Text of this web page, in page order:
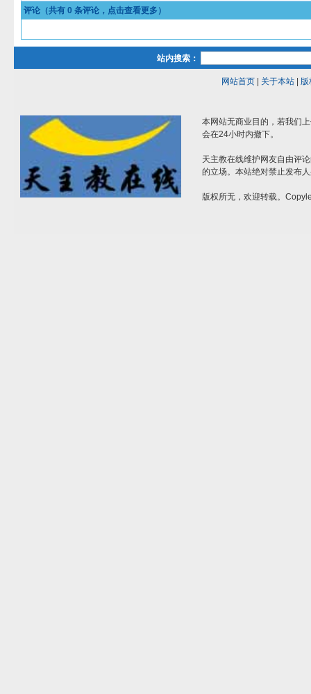
评论（共有 0 条评论，点击查看更多）
站内搜索：
网站首页| 关于本站| 版
本网站无商业目的，若我们
会在24小时内撤下。
天主教在线维护网友自由评
的立场。本站绝对禁止发布
版权所无，欢迎转载。